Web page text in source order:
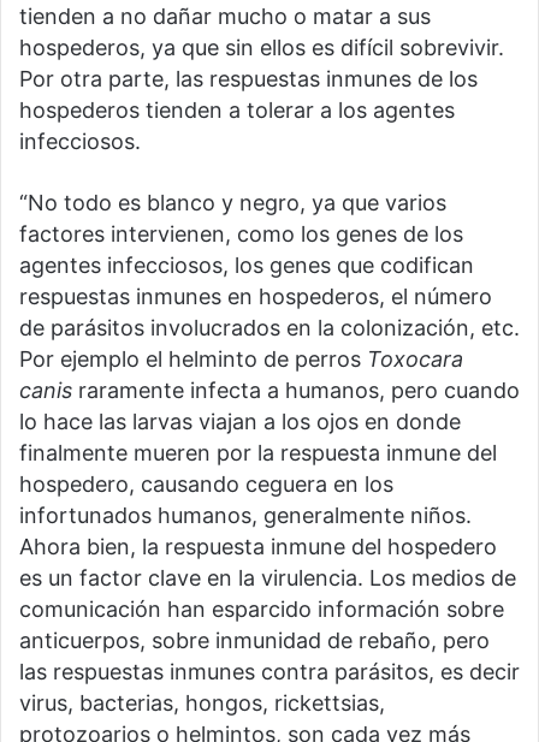
tienden a no dañar mucho o matar a sus
hospederos, ya que sin ellos es difícil sobrevivir.
Por otra parte, las respuestas inmunes de los
hospederos tienden a tolerar a los agentes
infecciosos.
“No todo es blanco y negro, ya que varios
factores intervienen, como los genes de los
agentes infecciosos, los genes que codifican
respuestas inmunes en hospederos, el número
de parásitos involucrados en la colonización, etc.
Por ejemplo el helminto de perros Toxocara
canis raramente infecta a humanos, pero cuando
lo hace las larvas viajan a los ojos en donde
finalmente mueren por la respuesta inmune del
hospedero, causando ceguera en los
infortunados humanos, generalmente niños.
Ahora bien, la respuesta inmune del hospedero
es un factor clave en la virulencia. Los medios de
comunicación han esparcido información sobre
anticuerpos, sobre inmunidad de rebaño, pero
las respuestas inmunes contra parásitos, es decir
virus, bacterias, hongos, rickettsias,
protozoarios o helmintos, son cada vez más